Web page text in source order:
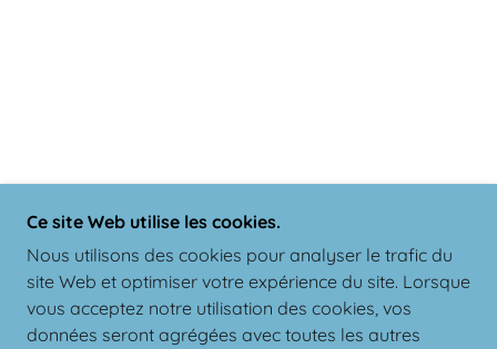
Ce site Web utilise les cookies.
Nous utilisons des cookies pour analyser le trafic du
site Web et optimiser votre expérience du site. Lorsque
vous acceptez notre utilisation des cookies, vos
données seront agrégées avec toutes les autres